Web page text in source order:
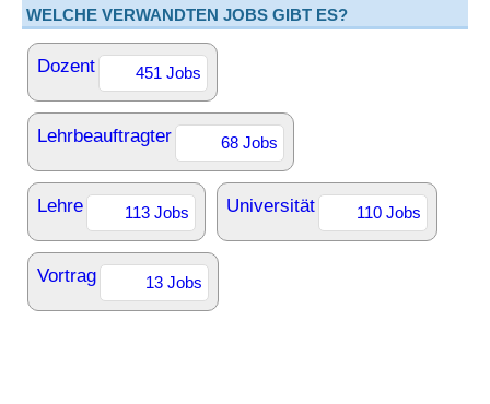
WELCHE VERWANDTEN JOBS GIBT ES?
Dozent 451 Jobs
Lehrbeauftragter 68 Jobs
Lehre 113 Jobs Universität 110 Jobs
Vortrag 13 Jobs